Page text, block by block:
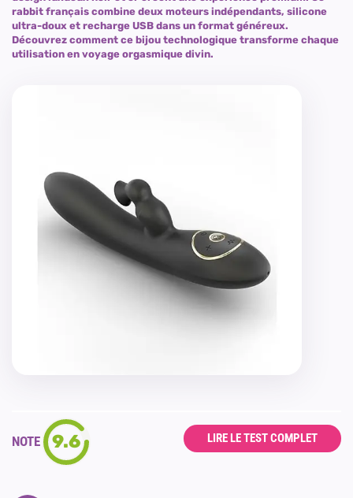
rabbit français combine deux moteurs indépendants, silicone
ultra-doux et recharge USB dans un format généreux.
Découvrez comment ce bijou technologique transforme chaque
utilisation en voyage orgasmique divin.
NOTE 9.6 LIRE LE TEST COMPLET